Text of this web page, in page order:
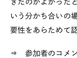
きたのがよかった
いう分かち合いの
要性をあらためて
⇒ 参加者のコメ